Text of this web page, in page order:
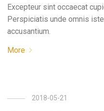
Excepteur sint occaecat
Perspiciatis unde omnis
accusantium.
More
2018-05-21